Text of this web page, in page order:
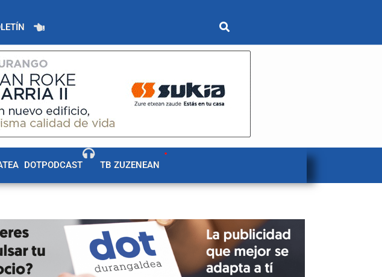
DOTPODCAST TB ZUZENEAN